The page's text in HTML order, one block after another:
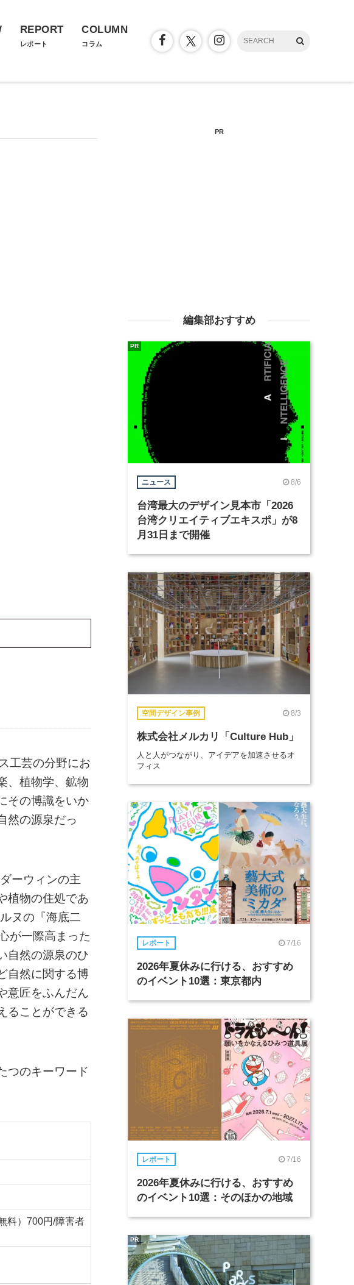
REPORT
レポート
COLUMN
コラム
工芸の分野にお
、植物学、鉱物
その博識をいか
然の源泉だっ
ーウィンの主
植物の住処であ
ヌの『海底二
が一際高まった
自然の源泉のひ
自然に関する博
意匠をふんだん
ることができる
つのキーワード
料）700円/障害者
PR
編集部おすすめ
ニュース 8/6
台湾最大のデザイン見本市「2026
台湾クリエイティブエキスポ」が8
月31日まで開催
PR
空間デザイン事例 8/3
株式会社メルカリ「Culture Hub」
人と人がつながり、アイデアを加速させるオ
フィス
レポート 7/16
2026年夏休みに行ける、おすすめ
のイベント10選：東京都内
レポート 7/16
2026年夏休みに行ける、おすすめ
のイベント10選：そのほかの地域
PR